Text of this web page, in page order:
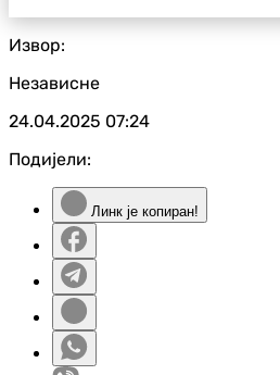
Извор:
Независне
24.04.2025 07:24
Подијели:
Линк је копиран!